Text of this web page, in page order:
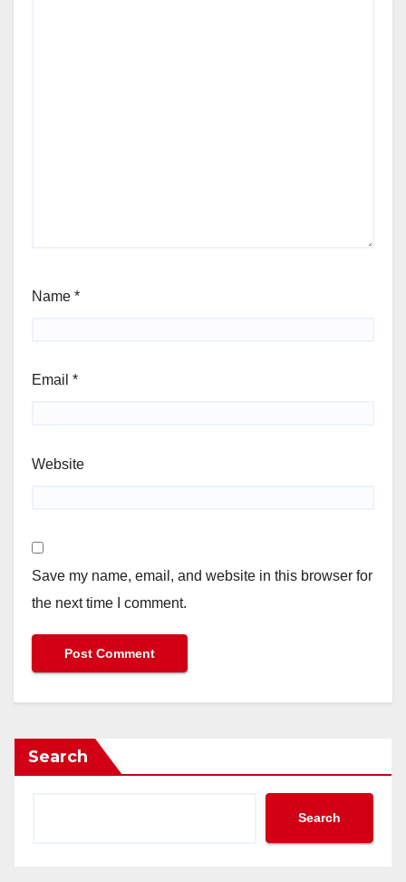
Name *
Email *
Website
Save my name, email, and website in this browser for
the next time I comment.
Search
Search